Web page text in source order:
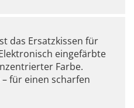
das Ersatzkissen für
eingefärbte
Farbe.
für einen scharfen